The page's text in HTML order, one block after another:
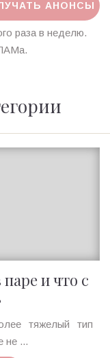
раза в неделю.
и что с
тяжелый тип
не ...